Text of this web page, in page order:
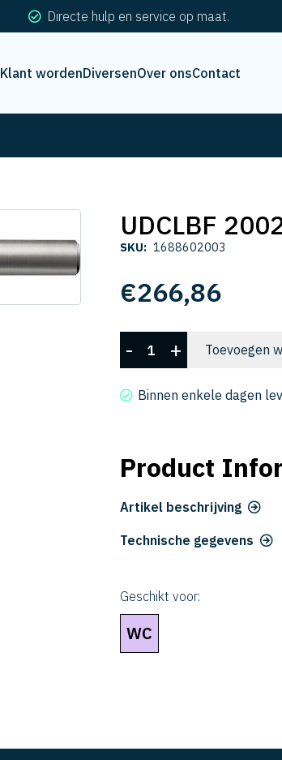
Directe hulp en service op maat.
Klant wordenDiversenOver onsContact
UDCLBF
SKU: 1688602003
€266,86
UDCLBF
2002-
0030
- + Toevoegen
Binnen enkele dagen
Product
Artikel beschrijving
Technische gegevens
Geschikt voor:
WC